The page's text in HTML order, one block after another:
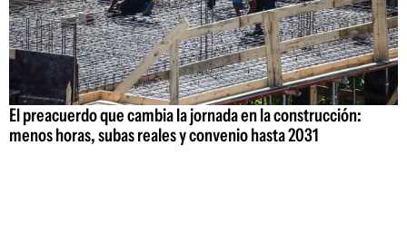
El preacuerdo que cambia la jornada en la construcción:
menos horas, subas reales y convenio hasta 2031